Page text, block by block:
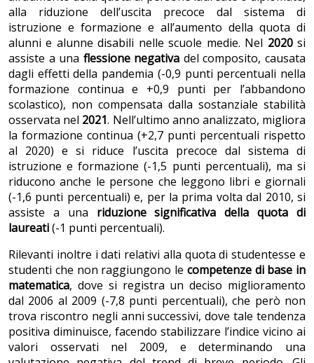
alla riduzione dell’uscita precoce dal sistema di
istruzione e formazione e all’aumento della quota di
alunni e alunne disabili nelle scuole medie. Nel 2020si
assiste a una flessione negativa del composito, causata
dagli effetti della pandemia (-0,9 punti percentuali nella
formazione continua e +0,9 punti per l’abbandono
scolastico), non compensata dalla sostanziale stabilità
osservata nel 2021. Nell’ultimo anno analizzato, migliora
la formazione continua (+2,7 punti percentuali rispetto
al 2020) e si riduce l’uscita precoce dal sistema di
istruzione e formazione (-1,5 punti percentuali), ma si
riducono anche le persone che leggono libri e giornali
(-1,6 punti percentuali) e, per la prima volta dal 2010, si
assiste a una riduzione significativa della quota di
laureati(-1 punti percentuali).
Rilevanti inoltre i dati relativi alla quota di studentesse e
studenti che non raggiungono le competenze di base in
matematica, dove si registra un deciso miglioramento
dal 2006 al 2009 (-7,8 punti percentuali), che però non
trova riscontro negli anni successivi, dove tale tendenza
positiva diminuisce, facendo stabilizzare l’indice vicino ai
valori osservati nel 2009, e determinando una